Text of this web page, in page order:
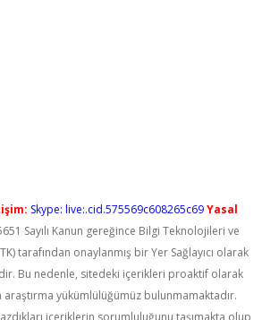
Skype: live:.cid.575569c608265c69Yasal
Sayılı Kanun gereğince Bilgi Teknolojileri ve
tarafından onaylanmış bir Yer Sağlayıcı olarak
Bu nedenle, sitedeki içerikleri proaktif olarak
yükümlülüğümüz bulunmamaktadır.
içeriklerin sorumluluğunu taşımakta olup,